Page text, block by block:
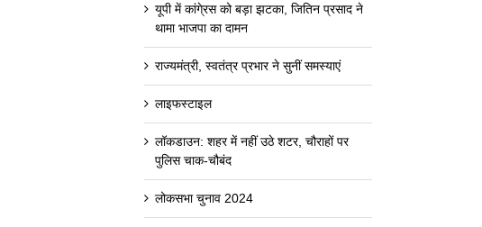
यूपी में कांगे्रस को बड़ा झटका, जितिन प्रसाद ने
थामा भाजपा का दामन
राज्यमंत्री, स्वतंत्र प्रभार ने सुनीं समस्याएं
लाइफस्टाइल
लॉकडाउन: शहर में नहीं उठे शटर, चौराहों पर
पुलिस चाक-चौबंद
लोकसभा चुनाव 2024